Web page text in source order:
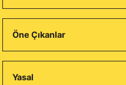
Öne Çıkanlar
Yasal